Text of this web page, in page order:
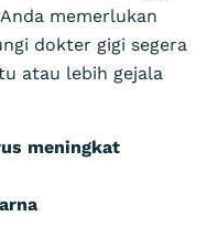
memerlukan
dokter gigi segera
atau lebih gejala
meningkat